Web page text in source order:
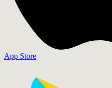
App Store